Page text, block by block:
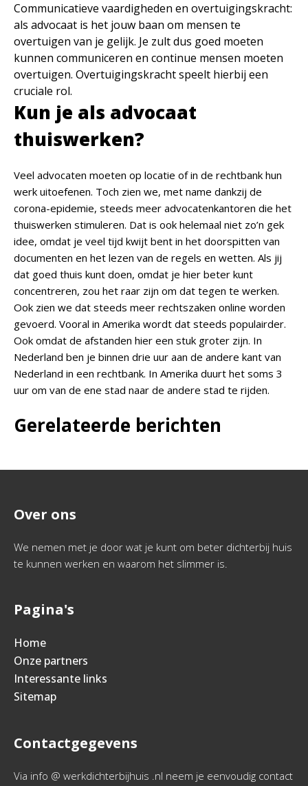
Communicatieve vaardigheden en overtuigingskracht:
als advocaat is het jouw baan om mensen te
overtuigen van je gelijk. Je zult dus goed moeten
kunnen communiceren en continue mensen moeten
overtuigen. Overtuigingskracht speelt hierbij een
cruciale rol.
Kun je als advocaat
thuiswerken?
Veel advocaten moeten op locatie of in de rechtbank hun
werk uitoefenen. Toch zien we, met name dankzij de
corona-epidemie, steeds meer advocatenkantoren die het
thuiswerken stimuleren. Dat is ook helemaal niet zo’n gek
idee, omdat je veel tijd kwijt bent in het doorspitten van
documenten en het lezen van de regels en wetten. Als jij
dat goed thuis kunt doen, omdat je hier beter kunt
concentreren, zou het raar zijn om dat tegen te werken.
Ook zien we dat steeds meer rechtszaken online worden
gevoerd. Vooral in Amerika wordt dat steeds populairder.
Ook omdat de afstanden hier een stuk groter zijn. In
Nederland ben je binnen drie uur aan de andere kant van
Nederland in een rechtbank. In Amerika duurt het soms 3
uur om van de ene stad naar de andere stad te rijden.
Gerelateerde berichten
Over ons
We nemen met je door wat je kunt om beter dichterbij huis
te kunnen werken en waarom het slimmer is.
Pagina's
Home
Onze partners
Interessante links
Sitemap
Contactgegevens
Via info @ werkdichterbijhuis .nl neem je eenvoudig contact